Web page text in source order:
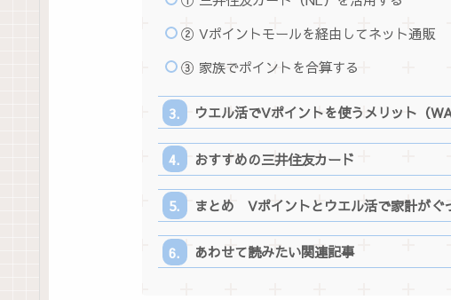
② Vポイントモールを経由してネット通販
③ 家族でポイントを合算する
ウエル活でVポイントを使うメリット（
おすすめの三井住友カード
まとめ Vポイントとウエル活で家計がぐ
あわせて読みたい関連記事